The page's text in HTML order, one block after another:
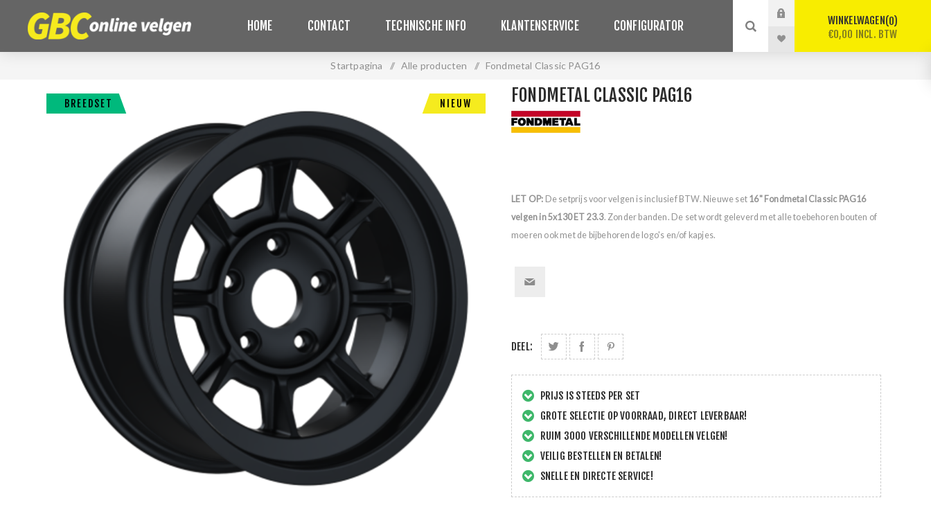
HOME CONTACT TECHNISCHE INFO KLANTENSERVICE CONFIGURATOR WINKELWAGEN 0
€0,00 INCL. BTW
Startpagina / Alle producten / Fondmetal Classic PAG16
BREEDSET NIEUW FONDMETAL CLASSIC PAG16
LET OP: De setprijs voor velgen is inclusief BTW. Nieuwe set 16" Fondmetal Classic PAG16
velgen in 5x130 ET 23.3. Zonder banden. De set wordt geleverd met alle toebehoren bouten of
moeren ook met de bijbehorende logo's en/of kapjes.
DEEL:
PRIJS IS STEEDS PER SET
GROTE SELECTIE OP VOORRAAD, DIRECT LEVERBAAR!
RUIM 3000 VERSCHILLENDE MODELLEN VELGEN!
VEILIG BESTELLEN EN BETALEN!
SNELLE EN DIRECTE SERVICE!